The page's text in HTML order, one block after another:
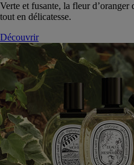
Verte et fusante, la fleur
tout en délicatesse.
Découvrir